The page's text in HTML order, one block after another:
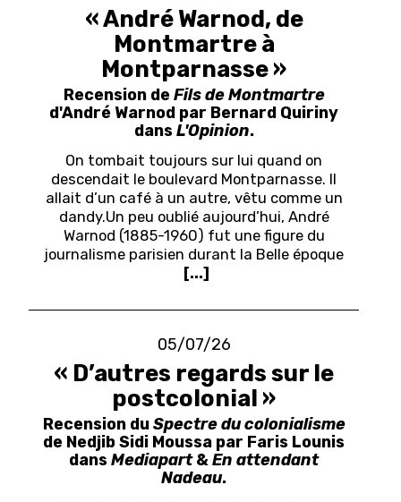
« André Warnod, de
Montmartre à
Montparnasse »
Recension deFils de Montmartre
d'André Warnod par Bernard Quiriny
dans L'Opinion.
On tombait toujours sur lui quand on
descendait le boulevard Montparnasse. Il
allait d’un café à un autre, vêtu comme un
dandy.Un peu oublié aujourd’hui, André
Warnod (1885-1960) fut une figure du
journalisme parisien durant la Belle époque
[...]
05/07/26
« D’autres regards sur le
postcolonial »
Recension duSpectre du colonialisme
de Nedjib Sidi Moussa par Faris Lounis
dans Mediapart& En attendant
Nadeau.